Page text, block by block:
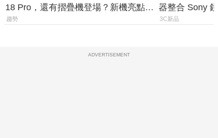
18 Pro，還有摺疊機登場？新機亮點預
測一次看
趨勢
器整合 Sony
條 USB-C 就
3C新品
ADVERTISEMENT